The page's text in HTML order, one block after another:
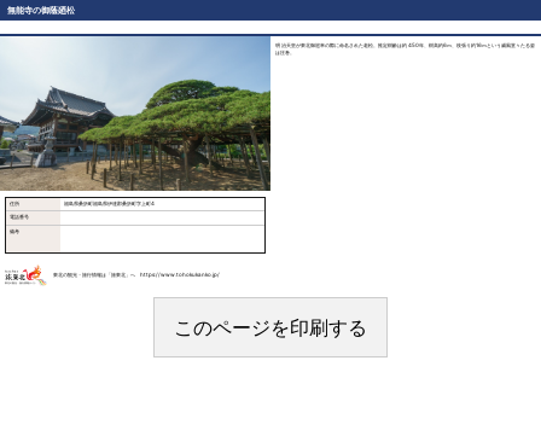
無能寺の御蔭廼松
明治天皇が東北御巡幸の際に命名された老松。推定樹齢は約450年、樹高約6ｍ、枝張り約16ｍという威風堂々たる姿
は圧巻。
住所 福島県桑折町福島県伊達郡桑折町字上町4
電話番号
備考
東北の観光・旅行情報は「旅東北」へ https://www.tohokukanko.jp/
このページを印刷する